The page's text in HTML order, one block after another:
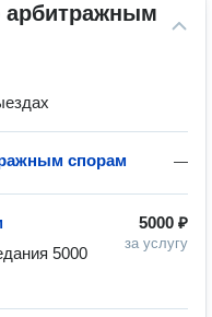
—
спорам
5000 ₽
за услугу
5000